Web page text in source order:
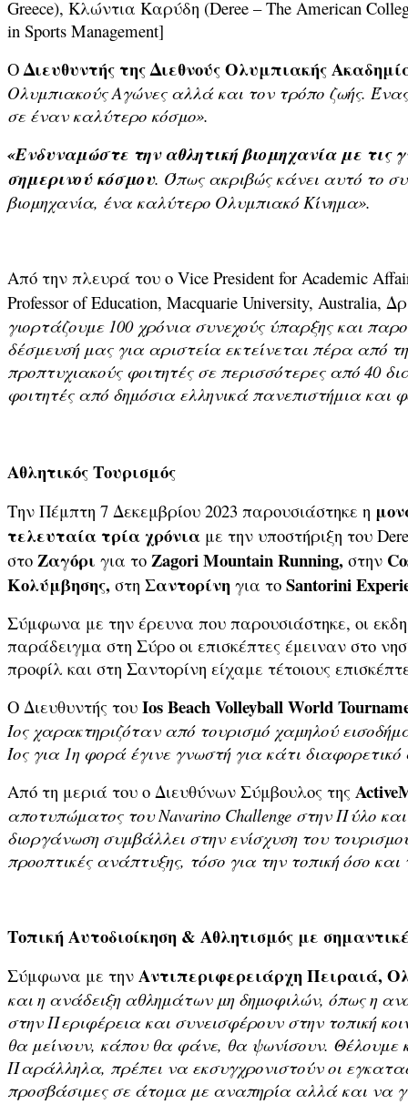
Greece), Κλώντια Καρύδη (Deree – The American
in Sports Management]
ΟΔιευθυντής της Διεθνούς Ολυμπιακής
Ολυμπιακούς Αγώνες αλλά και τον τρόπο ζωής.
σε έναν καλύτερο κόσμο».
«Ενδυναμώστε την αθλητική βιομηχανία με τις
σημερινού κόσμου. Όπως ακριβώς κάνει αυτό το
βιομηχανία, ένα καλύτερο Ολυμπιακό Κίνημα».
Από την πλευρά του ο Vice President for Academic
Professor of Education, Macquarie University, Australia,
γιορτάζουμε 100 χρόνια συνεχούς ύπαρξης και
δέσμευσή μας για αριστεία εκτείνεται πέρα από
προπτυχιακούς φοιτητές σε περισσότερες από 40
φοιτητές από δημόσια ελληνικά πανεπιστήμια και
Αθλητικός Τουρισμός
Την Πέμπτη 7 Δεκεμβρίου 2023 παρουσιάστηκε η
τελευταία τρία χρόνια με την υποστήριξη του
στο Ζαγόρι για το Zagori Mountain Running, στην
Κολύμβησης, στη Σαντορίνη για το Santorini
Σύμφωνα με την έρευνα που παρουσιάστηκε, οι
παράδειγμα στη Σύρο οι επισκέπτες έμειναν στο
προφίλ και στη Σαντορίνη είχαμε τέτοιους
Ο Διευθυντής του IosBeachVolleyballWorld
Ίος χαρακτηριζόταν από τουρισμό χαμηλού
Ίος για 1η φορά έγινε γνωστή για κάτι
Από τη μεριά του ο Διευθύνων Σύμβουλος της
αποτυπώματος τουNavarino Challenge στην Πύλο
διοργάνωση συμβάλλει στην ενίσχυση του
προοπτικές ανάπτυξης, τόσο για την τοπική όσο και
Τοπική Αυτοδιοίκηση & Αθλητισμός με
Σύμφωνα με την Αντιπεριφερειάρχη Πειραιά,
και η ανάδειξη αθλημάτων μη δημοφιλών, όπως η
στην Περιφέρεια και συνεισφέρουν στην τοπική
θα μείνουν, κάπου θα φάνε, θα ψωνίσουν.
Παράλληλα, πρέπει να εκσυγχρονιστούν οι
προσβάσιμες σε άτομα με αναπηρία αλλά και να